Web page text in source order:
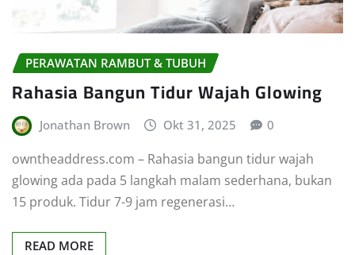
PERAWATAN RAMBUT & TUBUH
Rahasia Bangun Tidur Wajah Glowing
Jonathan Brown Okt 31, 2025 0
owntheaddress.com – Rahasia bangun tidur wajah
glowing ada pada 5 langkah malam sederhana, bukan
15 produk. Tidur 7-9 jam regenerasi…
READ MORE